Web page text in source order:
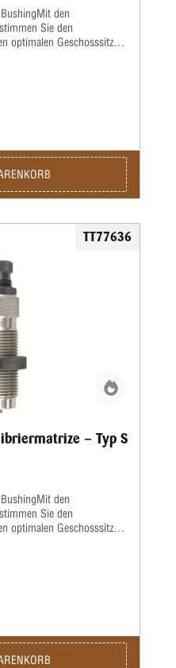
den
Sie den
optimalen Geschosssitz
Bushings sind nicht im
TT77636
– Typ S
den
Sie den
optimalen Geschosssitz
Bushings sind nicht im